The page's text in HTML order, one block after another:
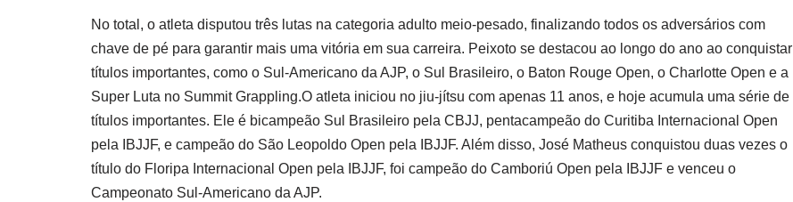
No total, o atleta disputou três lutas na categoria adulto meio-pesado, finalizando todos os adversários com
chave de pé para garantir mais uma vitória em sua carreira. Peixoto se destacou ao longo do ano ao conquistar
títulos importantes, como o Sul-Americano da AJP, o Sul Brasileiro, o Baton Rouge Open, o Charlotte Open e a
Super Luta no Summit Grappling.O atleta iniciou no jiu-jítsu com apenas 11 anos, e hoje acumula uma série de
títulos importantes. Ele é bicampeão Sul Brasileiro pela CBJJ, pentacampeão do Curitiba Internacional Open
pela IBJJF, e campeão do São Leopoldo Open pela IBJJF. Além disso, José Matheus conquistou duas vezes o
título do Floripa Internacional Open pela IBJJF, foi campeão do Camboriú Open pela IBJJF e venceu o
Campeonato Sul-Americano da AJP.